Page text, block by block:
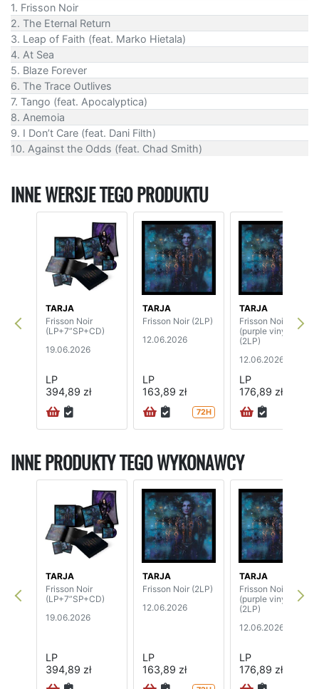
1. Frisson Noir
2. The Eternal Return
3. Leap of Faith (feat. Marko Hietala)
4. At Sea
5. Blaze Forever
6. The Trace Outlives
7. Tango (feat. Apocalyptica)
8. Anemoia
9. I Don’t Care (feat. Dani Filth)
10. Against the Odds (feat. Chad Smith)
INNE WERSJE TEGO PRODUKTU
TARJA
Frisson Noir
(LP+7”SP+CD)
19.06.2026
LP
394,89 zł
TARJA
Frisson Noir (2LP)
12.06.2026
LP
163,89 zł
72H
TARJA
Frisson Noir
(purple vinyl)
(2LP)
12.06.2026
LP
176,89 zł
INNE PRODUKTY TEGO WYKONAWCY
TARJA
Frisson Noir
(LP+7”SP+CD)
19.06.2026
LP
394,89 zł
TARJA
Frisson Noir (2LP)
12.06.2026
LP
163,89 zł
TARJA
Frisson Noir
(purple vinyl)
(2LP)
12.06.2026
LP
176,89 zł